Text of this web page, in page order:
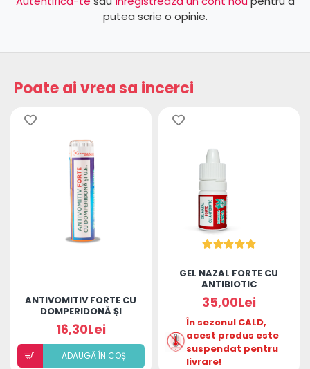
putea scrie o opinie.
Poate ai vrea sa incerci
ANTIVOMITIV FORTE CU
DOMPERIDONĂ ȘI
ULEIURI ESENȚIALE
16,30Lei
ADAUGÃ ÎN COȘ
GEL NAZAL FORTE CU
ANTIBIOTIC
35,00Lei
În sezonul CALD,
acest produs este
suspendat pentru
livrare!